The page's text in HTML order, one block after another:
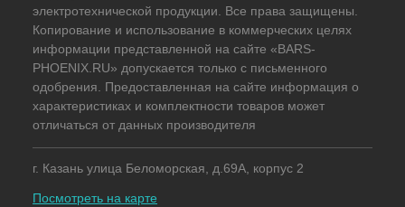
электротехнической продукции. Все права защищены.
Копирование и использование в коммерческих целях
информации представленной на сайте «BARS-
PHOENIX.RU» допускается только с письменного
одобрения. Предоставленная на сайте информация о
характеристиках и комплектности товаров может
отличаться от данных производителя
г. Казань улица Беломорская, д.69А, корпус 2
Посмотреть на карте